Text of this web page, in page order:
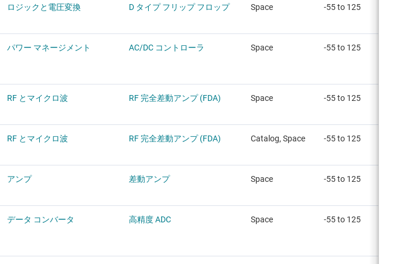
ロジックと電圧変換 D タイプ フリップ フロップ Space -55 to 125
パワー マネージメント AC/DC コントローラ Space -55 to 125
RF とマイクロ波 RF 完全差動アンプ (FDA) Space -55 to 125
RF とマイクロ波 RF 完全差動アンプ (FDA) Catalog, Space -55 to 125
アンプ 差動アンプ Space -55 to 125
データ コンバータ 高精度 ADC Space -55 to 125